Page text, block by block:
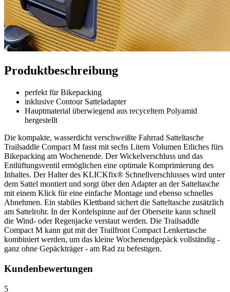
Produktbeschreibung
perfekt für Bikepacking
inklusive Contour Satteladapter
Hauptmaterial überwiegend aus recyceltem Polyamid
hergestellt
Die kompakte, wasserdicht verschweißte Fahrrad Satteltasche
Trailsaddle Compact M fasst mit sechs Litern Volumen Etliches fürs
Bikepacking am Wochenende. Der Wickelverschluss und das
Entlüftungsventil ermöglichen eine optimale Komprimierung des
Inhaltes. Der Halter des KLICKfix® Schnellverschlusses wird unter
dem Sattel montiert und sorgt über den Adapter an der Satteltasche
mit einem Klick für eine einfache Montage und ebenso schnelles
Abnehmen. Ein stabiles Klettband sichert die Satteltasche zusätzlich
am Sattelrohr. In der Kordelspinne auf der Oberseite kann schnell
die Wind- oder Regenjacke verstaut werden. Die Trailsaddle
Compact M kann gut mit der Trailfront Compact Lenkertasche
kombiniert werden, um das kleine Wochenendgepäck vollständig -
ganz ohne Gepäckträger - am Rad zu befestigen.
Kundenbewertungen
5